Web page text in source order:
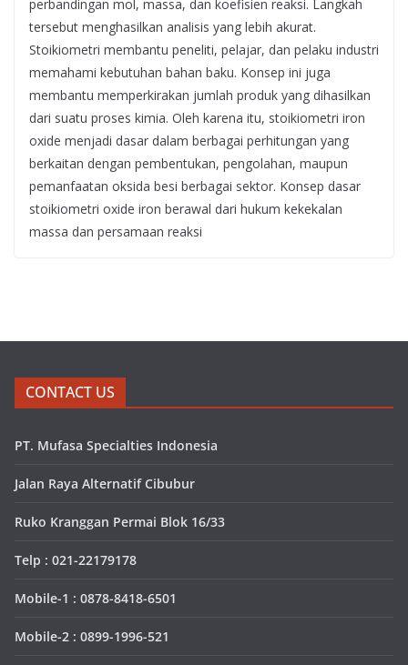
perbandingan mol, massa, dan koefisien reaksi. Langkah
tersebut menghasilkan analisis yang lebih akurat.
Stoikiometri membantu peneliti, pelajar, dan pelaku industri
memahami kebutuhan bahan baku. Konsep ini juga
membantu memperkirakan jumlah produk yang dihasilkan
dari suatu proses kimia. Oleh karena itu, stoikiometri iron
oxide menjadi dasar dalam berbagai perhitungan yang
berkaitan dengan pembentukan, pengolahan, maupun
pemanfaatan oksida besi berbagai sektor. Konsep dasar
stoikiometri oxide iron berawal dari hukum kekekalan
massa dan persamaan reaksi
CONTACT US
PT. Mufasa Specialties Indonesia
Jalan Raya Alternatif Cibubur
Ruko Kranggan Permai Blok 16/33
Telp : 021-22179178
Mobile-1 : 0878-8418-6501
Mobile-2 : 0899-1996-521